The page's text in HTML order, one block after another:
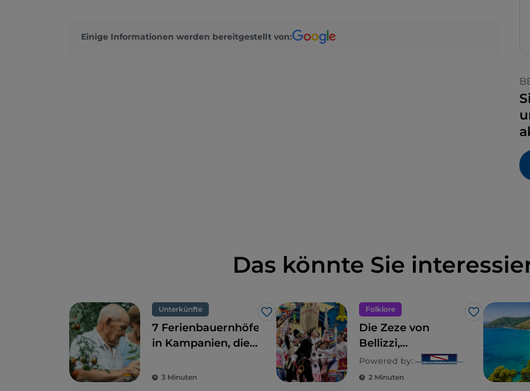
Einige Informationen werden bereitgestellt von:
Das könnte Sie
Unterkünfte
Like
7 Ferienbauernhöfe
in Kampanien, die
Kombination aus
3 Minuten
Folklore
Like
Die Zeze von
Bellizzi,
Montemiletto,
Cesinali und
Powered by:
2 Minuten